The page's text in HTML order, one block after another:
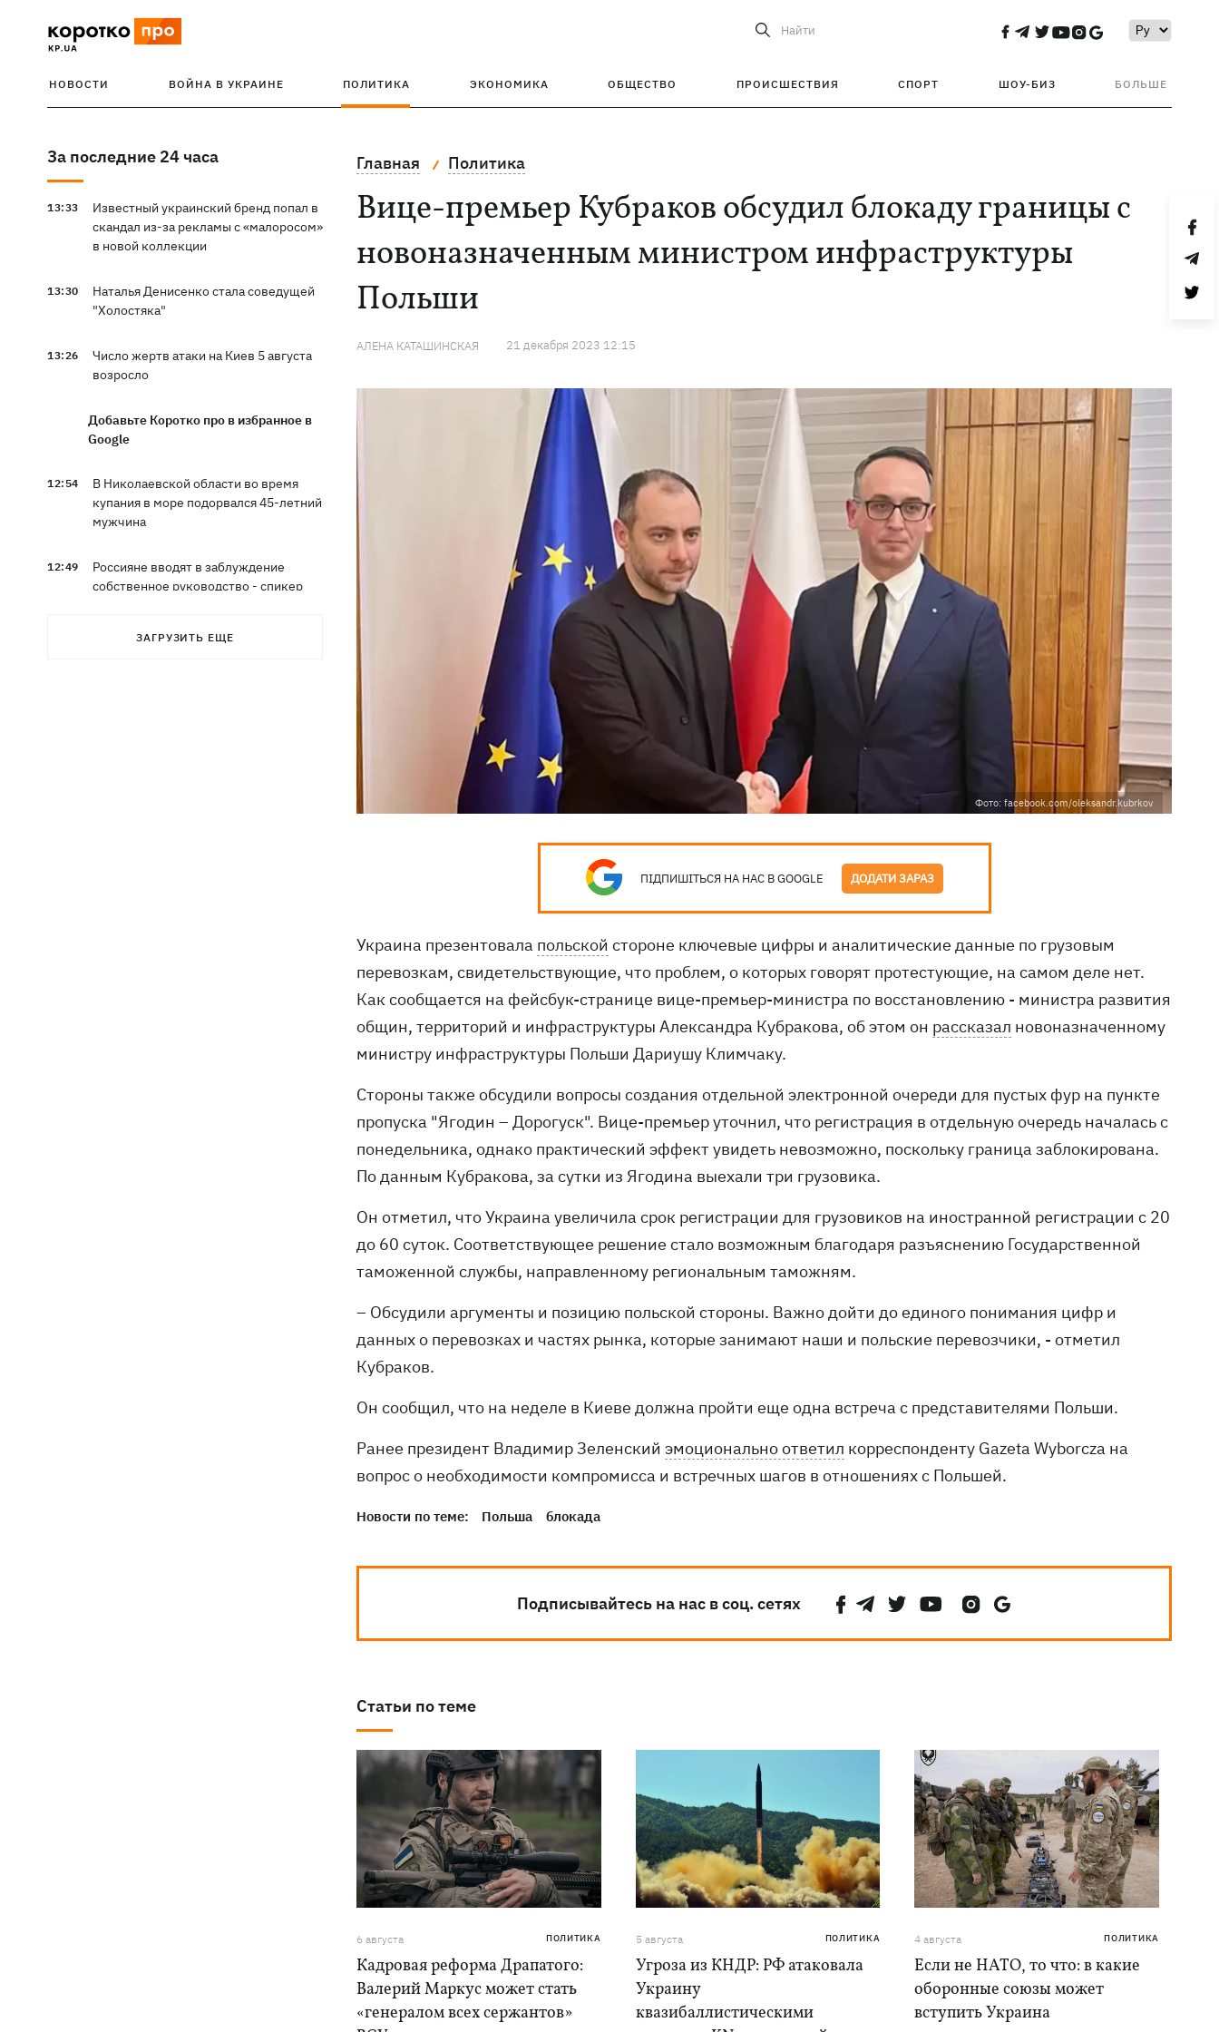
Найти
НОВОСТИ ВОЙНА В УКРАИНЕ ПОЛИТИКА ЭКОНОМИКА ОБЩЕСТВО ПРОИСШЕСТВИЯ СПОРТ ШОУ-БИЗ БОЛЬШЕ
За последние 24 часа
13:33
Известный украинский бренд попал в
скандал из-за рекламы с «малоросом»
в новой коллекции
13:30
Наталья Денисенко стала соведущей
"Холостяка"
13:26
Число жертв атаки на Киев 5 августа
возросло
Добавьте Коротко про в избранное в
Google
12:54
В Николаевской области во время
купания в море подорвался 45-летний
мужчина
12:49
Россияне вводят в заблуждение
собственное руководство - спикер
ЗАГРУЗИТЬ ЕЩЕ
Главная Политика
Вице-премьер Кубраков обсудил блокаду границы с
новоназначенным министром инфраструктуры
Польши
АЛЕНА КАТАШИНСКАЯ 21 декабря 2023 12:15
Фото: facebook.com/oleksandr.kubrkov
ПІДПИШІТЬСЯ НА НАС В GOOGLE ДОДАТИ ЗАРАЗ
Украина презентовала польской стороне ключевые цифры и аналитические данные по грузовым
перевозкам, свидетельствующие, что проблем, о которых говорят протестующие, на самом деле нет.
Как сообщается на фейсбук-странице вице-премьер-министра по восстановлению - министра развития
общин, территорий и инфраструктуры Александра Кубракова, об этом он рассказал новоназначенному
министру инфраструктуры Польши Дариушу Климчаку.
Стороны также обсудили вопросы создания отдельной электронной очереди для пустых фур на пункте
пропуска "Ягодин – Дорогуск". Вице-премьер уточнил, что регистрация в отдельную очередь началась с
понедельника, однако практический эффект увидеть невозможно, поскольку граница заблокирована.
По данным Кубракова, за сутки из Ягодина выехали три грузовика.
Он отметил, что Украина увеличила срок регистрации для грузовиков на иностранной регистрации с 20
до 60 суток. Соответствующее решение стало возможным благодаря разъяснению Государственной
таможенной службы, направленному региональным таможням.
– Обсудили аргументы и позицию польской стороны. Важно дойти до единого понимания цифр и
данных о перевозках и частях рынка, которые занимают наши и польские перевозчики, - отметил
Кубраков.
Он сообщил, что на неделе в Киеве должна пройти еще одна встреча с представителями Польши.
Ранее президент Владимир Зеленский эмоционально ответил корреспонденту Gazeta Wyborcza на
вопрос о необходимости компромисса и встречных шагов в отношениях с Польшей.
Новости по теме: Польша блокада
Подписывайтесь на нас в соц. сетях
Статьи по теме
6 августа ПОЛИТИКА
Кадровая реформа Драпатого:
Валерий Маркус может стать
«генералом всех сержантов»
5 августа ПОЛИТИКА
Угроза из КНДР: РФ атаковала
Украину
квазибаллистическими
4 августа ПОЛИТИКА
Если не НАТО, то что: в какие
оборонные союзы может
вступить Украина